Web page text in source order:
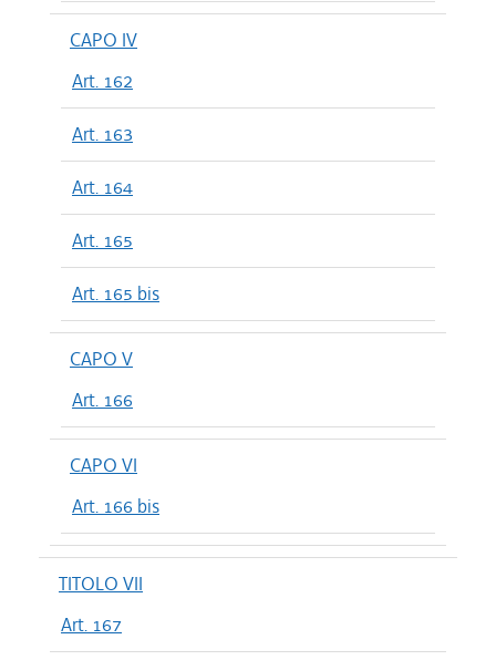
CAPO IV
Art. 162
Art. 163
Art. 164
Art. 165
Art. 165 bis
CAPO V
Art. 166
CAPO VI
Art. 166 bis
TITOLO VII
Art. 167